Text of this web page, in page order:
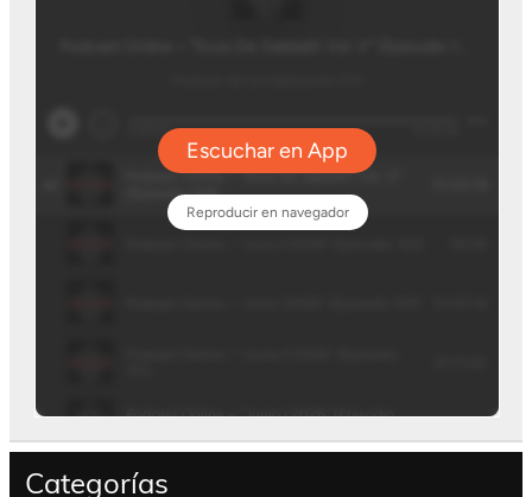
Categorías